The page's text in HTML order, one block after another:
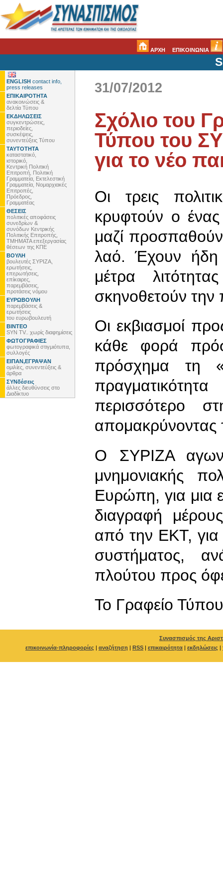
ΑΡΧΗ ΕΠΙΚΟΙΝΩΝΙΑ
ENGLISH contact info,
press releases
ΕΠΙΚΑΙΡΟΤΗΤΑ
ανακοινώσεις &
δελτία Τύπου
ΕΚΔΗΛΩΣΕΙΣ
συγκεντρώσεις,
περιοδείες,
συσκέψεις,
συνεντεύξεις Τύπου
ΤΑΥΤΟΤΗΤΑ
καταστατικό,
ιστορικό,
Κεντρική Πολιτική
Επιτροπή, Πολιτική
Γραμματεία, Εκτελεστική
Γραμματεία, Νομαρχιακές
Επιτροπές,
Πρόεδρος,
Γραμματέας
ΘΕΣΕΙΣ
πολιτικές αποφάσεις
συνεδρίων &
συνόδων Κεντρικής
Πολιτικής Επιτροπής,
ΤΜΗΜΑΤΑ επεξεργασίας
θέσεων της ΚΠΕ
ΒΟΥΛΗ
βουλευτές ΣΥΡΙΖΑ,
ερωτήσεις,
επερωτήσεις,
επίκαιρες,
παρεμβάσεις,
προτάσεις νόμου
ΕΥΡΩΒΟΥΛΗ
παρεμβάσεις &
ερωτήσεις
του ευρωβουλευτή
ΒΙΝΤΕΟ
SYN TV.. χωρίς διαφημίσεις
ΦΩΤΟΓΡΑΦΙΕΣ
φωτογραφικά στιγμιότυπα,
συλλογές
ΕΙΠΑΝ,ΕΓΡΑΨΑΝ
ομιλίες, συνεντεύξεις &
άρθρα
ΣΥΝδέσεις
άλλες διευθύνσεις στο
Διαδίκτυο
31/07/2012
Σχόλιο του
Τύπου του
για το νέο
Οι τρεις
κρυφτούν ο
μαζί
λαό. Έχουν ήδη
μέτρα
σκηνοθετούν
Οι εκβιασμοί
κάθε φορά
πρόσχημα τη
περισσότερο
Ο ΣΥΡΙΖΑ
μνημονιακής
Ευρώπη, για μια
διαγραφή
από την ΕΚΤ, για
συστήματος,
πλούτου προς
To Γραφείο Τύπου
Συνασπισμός της
επικοινωνία-πληροφορίες | αναζήτηση | RSS | επικαιρότητα | εκδηλώσεις |